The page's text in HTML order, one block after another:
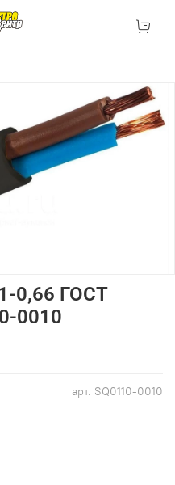
арт. SQ0110-0010
0,66 ГОСТ
0010